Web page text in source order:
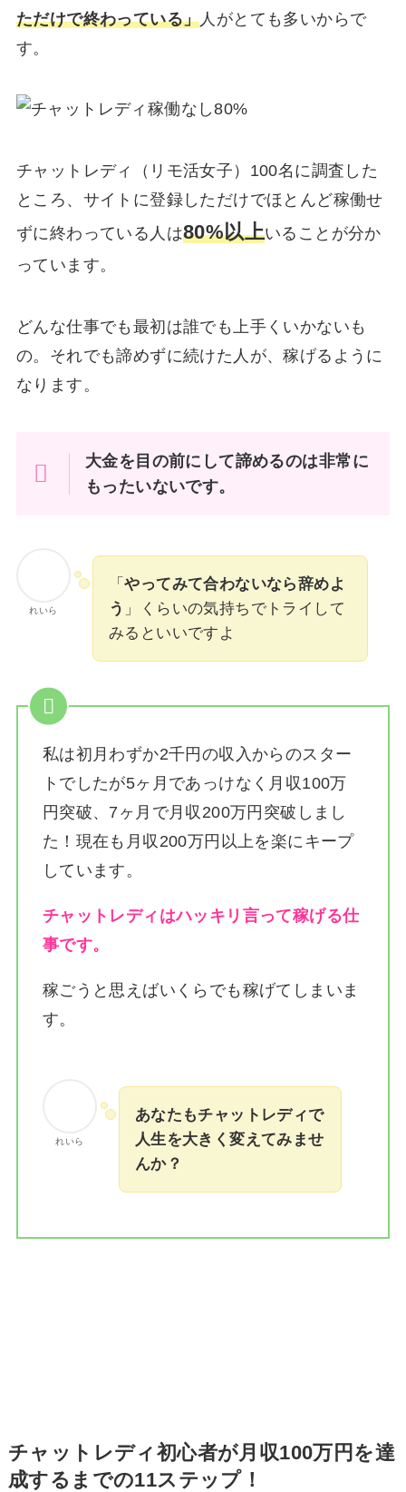
ただけで終わっている」 人がとても多いからで
す。
チャットレディ（リモ活女子）100名に調査した
ところ、サイトに登録しただけでほとんど稼働せ
ずに終わっている人は80%以上いることが分か
っています。
どんな仕事でも最初は誰でも上手くいかないも
の。それでも諦めずに続けた人が、稼げるように
なります。
大金を目の前にして諦めるのは非常に
もったいないです。
れいら
「やってみて合わないなら辞めよ
う 」くらいの気持ちでトライして
みるといいですよ
私は初月わずか2千円の収入からのスター
トでしたが5ヶ月であっけなく月収100万
円突破、7ヶ月で月収200万円突破しまし
た！ 現在も月収200万円以上を楽にキープ
しています。
チャットレディはハッキリ言って稼げる仕
事です。
稼ごうと思えばいくらでも稼げてしまいま
す。
れいら
あなたもチャットレディで
人生を大きく変えてみませ
んか？
チャットレディ初心者が月収100万円を達
成するまでの11ステップ！